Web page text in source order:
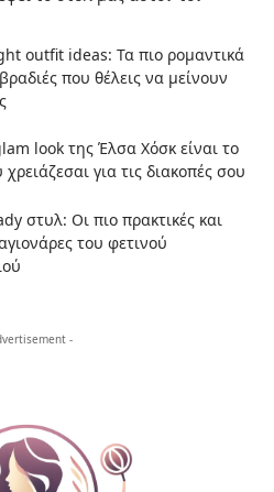
outfit ideas: Τα πιο ρομαντικά
που θέλεις να μείνουν
look της Έλσα Χόσκ είναι το
για τις διακοπές σου
στυλ: Οι πιο πρακτικές και
του φετινού
-